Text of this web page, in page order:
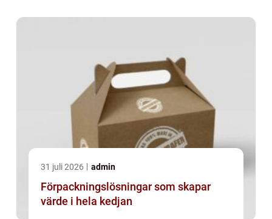
31 juli 2026 admin
Förpackningslösningar som skapar
värde i hela kedjan